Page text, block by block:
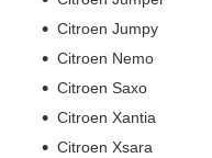
Citroen Jumpy
Citroen Nemo
Citroen Saxo
Citroen Xantia
Citroen Xsara